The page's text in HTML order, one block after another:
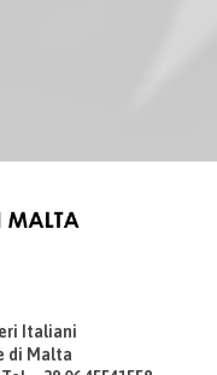
Italiani
di Malta